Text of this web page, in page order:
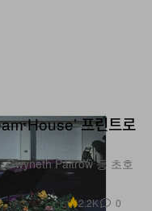
House’ 프린트로
Gwyneth Paltrow 등 초호
2.2K 0